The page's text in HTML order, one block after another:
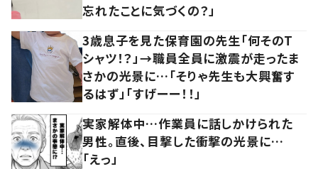
忘れたことに気づくの？」
3歳息子を見た保育園の先生「何そのT
シャツ！？」→職員全員に激震が走ったま
さかの光景に…「そりゃ先生も大興奮す
るはず」「すげーー！！」
実家解体中…作業員に話しかけられた
男性。直後、目撃した衝撃の光景に…
「えっ」